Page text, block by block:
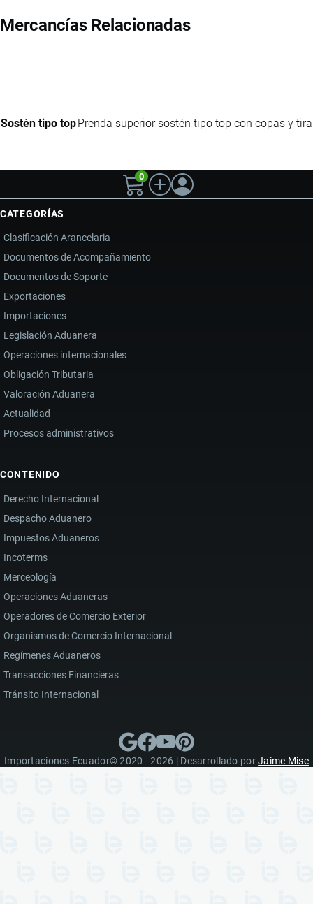
Mercancías Relacionadas
Sostén tipo top Prenda superior sostén tipo top con copas y
0
CATEGORÍAS
Clasificación Arancelaria
Documentos de Acompañamiento
Documentos de Soporte
Exportaciones
Importaciones
Legislación Aduanera
Operaciones internacionales
Obligación Tributaria
Valoración Aduanera
Actualidad
Procesos administrativos
CONTENIDO
Derecho Internacional
Despacho Aduanero
Impuestos Aduaneros
Incoterms
Merceología
Operaciones Aduaneras
Operadores de Comercio Exterior
Organismos de Comercio Internacional
Regímenes Aduaneros
Transacciones Financieras
Tránsito Internacional
Importaciones Ecuador© 2020 - 2026 | Desarrollado porJaime Mise